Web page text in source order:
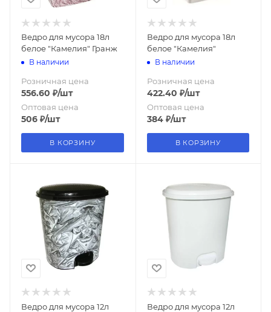
Ведро для мусора 18л
белое "Камелия" Гранж
В наличии
Розничная цена
556.60 ₽/шт
Оптовая цена
506 ₽/шт
В КОРЗИНУ
Ведро для мусора 18л
белое "Камелия"
В наличии
Розничная цена
422.40 ₽/шт
Оптовая цена
384₽/шт
В КОРЗИНУ
Ведро для мусора 12л
Ведро для мусора 12л